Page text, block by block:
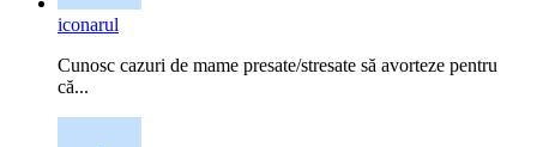
iconarul
Cunosc cazuri de mame presate/stresate să avorteze pentru
că...